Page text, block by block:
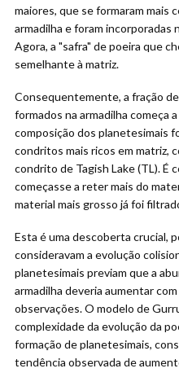
maiores, que se formaram mais
armadilha e foram incorporadas
Agora, a "safra" de poeira que
semelhante à matriz.
Consequentemente, a fração
formados na armadilha começa
composição dos planetesimais
condritos mais ricos em matriz,
condrito de Tagish Lake (TL). É
começasse a reter mais do
material mais grosso já foi
Esta é uma descoberta crucial,
consideravam a evolução
planetesimais previam que a
armadilha deveria aumentar
observações. O modelo de
complexidade da evolução da
formação de planetesimais,
tendência observada de